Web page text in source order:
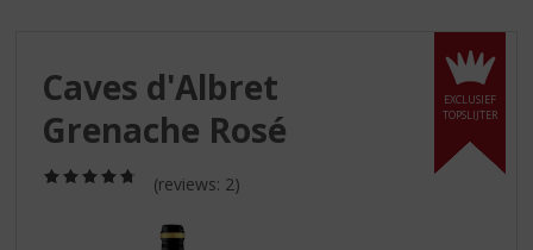
EXCLUSIEF
TOPSLIJTER
Caves d'Albret
Grenache Rosé
/
(reviews: 2)